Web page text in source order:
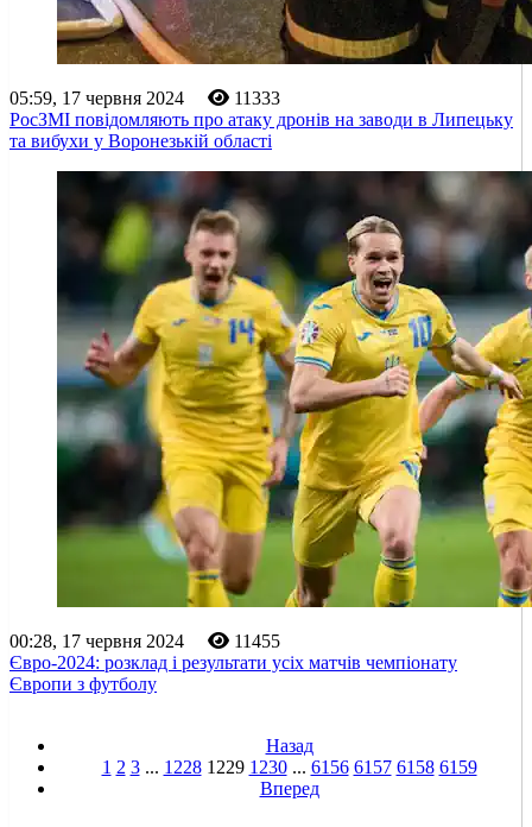
05:59, 17 червня 2024
11333
РосЗМІ повідомляють про атаку дронів на заводи в Липецьку
та вибухи у Воронезькій області
00:28, 17 червня 2024
11455
Євро-2024: розклад і результати усіх матчів чемпіонату
Європи з футболу
Назад
1 2 3 ... 1228 1229 1230 ... 6156 6157 6158 6159
Вперед